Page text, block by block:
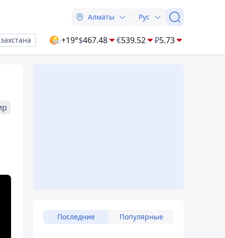
Алматы Рус
+19°$467.48 €539.52 ₽5.73
Последние Популярные